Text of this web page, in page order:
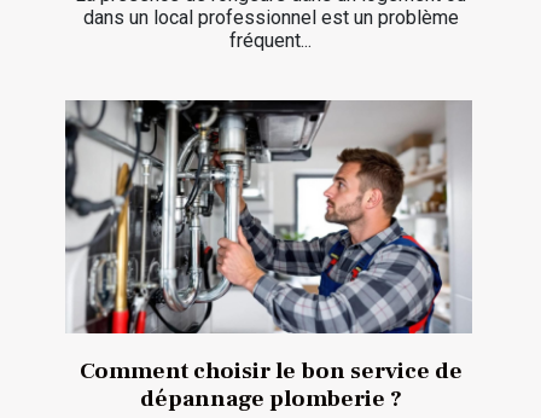
dans un local professionnel est un problème
fréquent...
Comment choisir le bon service de
dépannage plomberie ?